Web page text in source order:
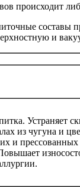
происходит
составы
и
Устраняет
из чугуна и
и